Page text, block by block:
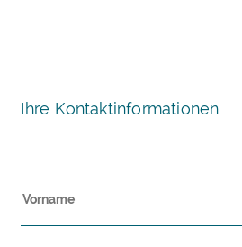
Ihre Kontaktinformationen